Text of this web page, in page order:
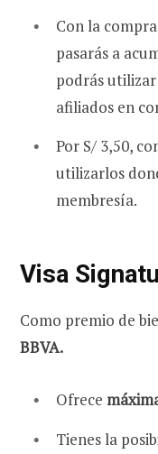
Con la
pasarás a
podrás
afiliados en
Por S/ 3,50,
utilizarlos
membresía.
Visa
Como premio de
BBVA.
Ofrece
Tienes la